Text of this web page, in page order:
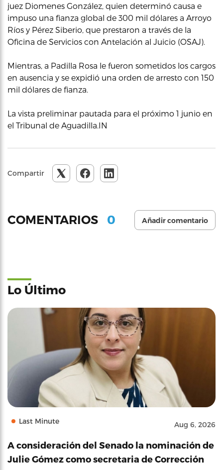
juez Diomenes González, quien determinó causa e
impuso una fianza global de 300 mil dólares a Arroyo
Ríos y Pérez Siberio, que prestaron a través de la
Oficina de Servicios con Antelación al Juicio (OSAJ).
Mientras, a Padilla Rosa le fueron sometidos los cargos
en ausencia y se expidió una orden de arresto con 150
mil dólares de fianza.
La vista preliminar pautada para el próximo 1 junio en
el Tribunal de Aguadilla.IN
Compartir
COMENTARIOS 0 Añadir comentario
Lo Último
Last Minute Aug 6, 2026
A consideración del Senado la nominación de
Julie Gómez como secretaria de Corrección